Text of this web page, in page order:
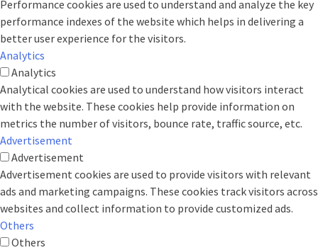
Performance cookies are used to understand and analyze the key
performance indexes of the website which helps in delivering a
better user experience for the visitors.
Analytics
Analytics
Analytical cookies are used to understand how visitors interact
with the website. These cookies help provide information on
metrics the number of visitors, bounce rate, traffic source, etc.
Advertisement
Advertisement
Advertisement cookies are used to provide visitors with relevant
ads and marketing campaigns. These cookies track visitors across
websites and collect information to provide customized ads.
Others
Others